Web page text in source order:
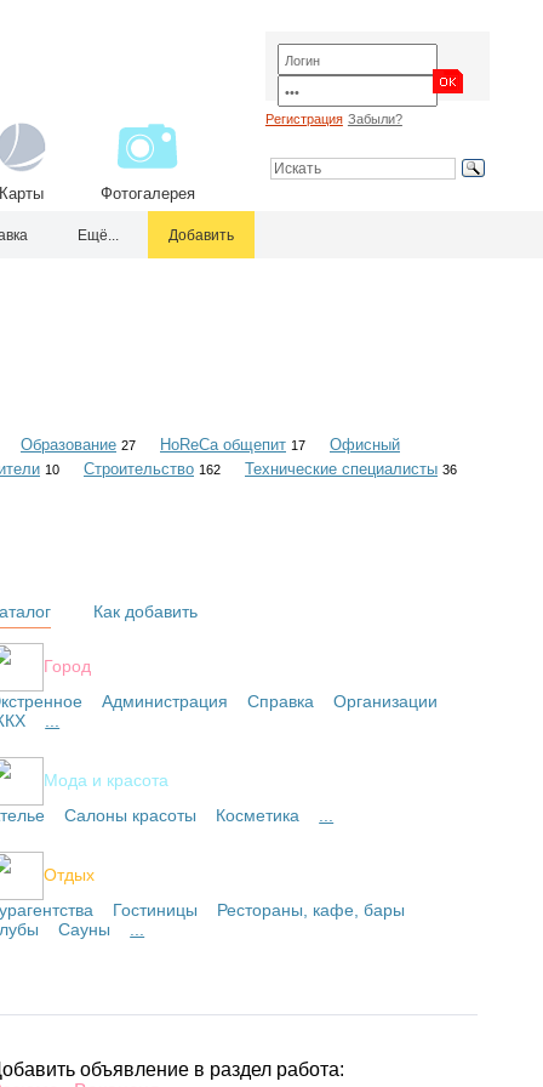
Карты Фотогалерея
Регистрация Забыли?
Ещё... Добавить
Образование 27 HoReCa общепит 17
Офисный
10 Строительство 162 Технические специалисты 36
Город
Администрация Справка
Организации
Мода и красота
Салоны красоты Косметика
Отдых
Гостиницы
Рестораны, кафе, бары
Сауны
Как добавить
объявление в раздел работа: